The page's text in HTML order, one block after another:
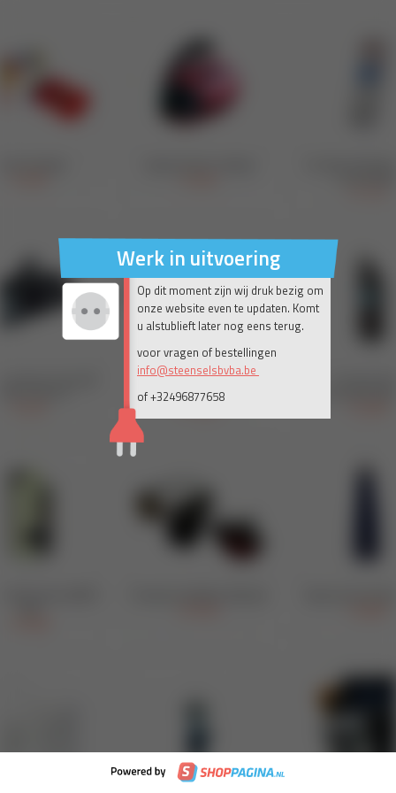
Werk in uitvoering
Op dit moment zijn wij druk bezig om
onze website even te updaten. Komt
u alstublieft later nog eens terug.
voor vragen of bestellingen
info@steenselsbvba.be
of +32496877658